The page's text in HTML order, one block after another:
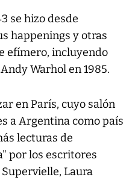
se hizo desde
happenings y otras
efímero, incluyendo
Warhol en 1985.
en París, cuyo salón
a Argentina como país
lecturas de
por los escritores
Laura